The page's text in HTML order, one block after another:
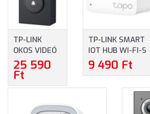
TP-LINK
OKOS VIDEÓ
KAPUCSENGŐ
(TAPO D205)
25 590
Ft
TP-LINK SMART
IOT HUB WI-FI-S
+
CSENGŐ/SZIRÉNA
9 490 Ft